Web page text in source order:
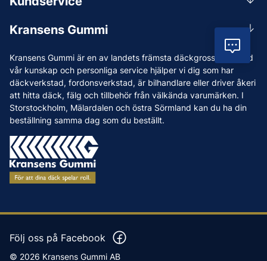
Kransens Gummi är en av landets främsta däckgrossister. Med
vår kunskap och personliga service hjälper vi dig som har
däckverkstad, fordonsverkstad, är bilhandlare eller driver åkeri
att hitta däck, fälg och tillbehör från välkända varumärken. I
Storstockholm, Mälardalen och östra Sörmland kan du ha din
beställning samma dag som du beställt.
Leverans
Reklamation & återköp
Betalning & faktura
Köpvillkor
Vanliga frågor och svar
Kransens Gummi
Vi som jobbar på Kransens Gummi
Jobba hos oss
Nyheter
Tips & Råd
Varumärken
Våra Verkstäder
Press
Mån-Tors 07.30-16:30, Fre 07.30-15.00.
Lunchstängt 12:00-12:30
Följ oss på Facebook
© 2026 Kransens Gummi AB